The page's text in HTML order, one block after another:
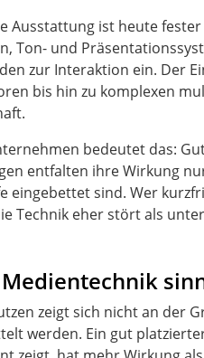
Ausstattung ist heute
Ton- und
zur Interaktion ein. Der
bis hin zu komplexen
bedeutet das:
entfalten ihre Wirkung
eingebettet sind. Wer
Technik eher stört als
zeigt sich nicht an der
werden. Ein gut